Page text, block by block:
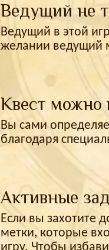
Ведущий не
Ведущий в этой
желании ведущий
Квест можно
Вы сами
благодаря
Активные
Если вы захотите
метки, которые